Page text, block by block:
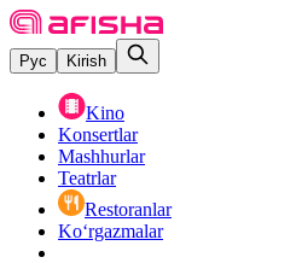
Рус Kirish
Kino
Konsertlar
Mashhurlar
Teatrlar
Restoranlar
Ko‘rgazmalar